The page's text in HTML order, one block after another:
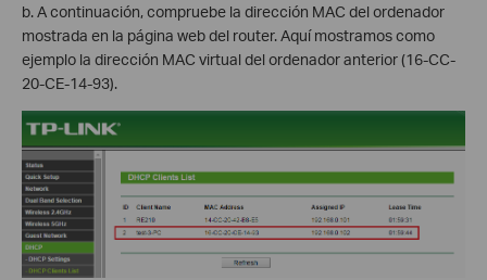
b. A continuación, compruebe la dirección MAC del ordenador
mostrada en la página web del router. Aquí mostramos como
ejemplo la dirección MAC virtual del ordenador anterior (16-CC-
20-CE-14-93).